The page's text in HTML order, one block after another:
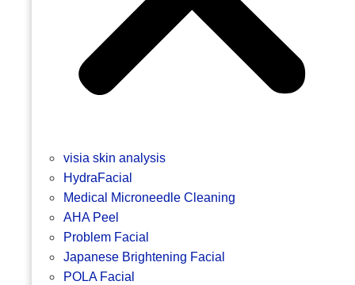
visia skin analysis
HydraFacial
Medical Microneedle Cleaning
AHA Peel
Problem Facial
Japanese Brightening Facial
POLA Facial